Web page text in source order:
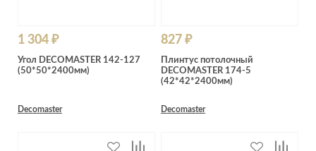
1 304 ₽
Угол DECOMASTER 142-127
(50*50*2400мм)
Decomaster
827 ₽
Плинтус потолочный
DECOMASTER 174-5
(42*42*2400мм)
Decomaster